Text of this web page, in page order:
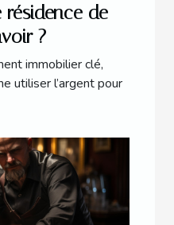
de
?
immobilier clé,
utiliser l’argent pour